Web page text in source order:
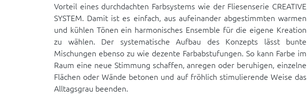
Vorteil eines durchdachten Farbsystems wie der Fliesenserie CREATIVE
SYSTEM. Damit ist es einfach, aus aufeinander abgestimmten warmen
und kühlen Tönen ein harmonisches Ensemble für die eigene Kreation
zu wählen. Der systematische Aufbau des Konzepts lässt bunte
Mischungen ebenso zu wie dezente Farbabstufungen. So kann Farbe im
Raum eine neue Stimmung schaffen, anregen oder beruhigen, einzelne
Flächen oder Wände betonen und auf fröhlich stimulierende Weise das
Alltagsgrau beenden.